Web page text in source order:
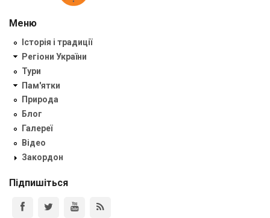
Меню
Історія і традиції
Регіони України
Тури
Пам'ятки
Природа
Блог
Галереї
Відео
Закордон
Підпишіться